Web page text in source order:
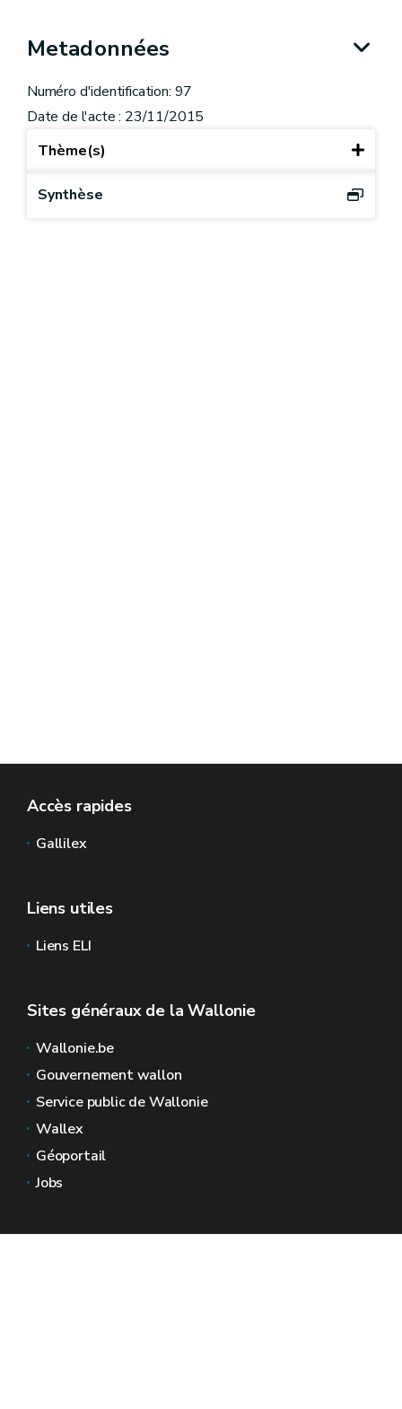
Metadonnées
Numéro d'identification: 97
Date de l'acte : 23/11/2015
Thème(s)
Synthèse
Accès rapides
Gallilex
Liens utiles
Liens ELI
Sites généraux de la Wallonie
Wallonie.be
Gouvernement wallon
Service public de Wallonie
Wallex
Géoportail
Jobs